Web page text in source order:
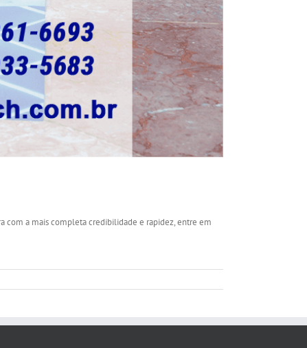
com a mais completa credibilidade e rapidez, entre em